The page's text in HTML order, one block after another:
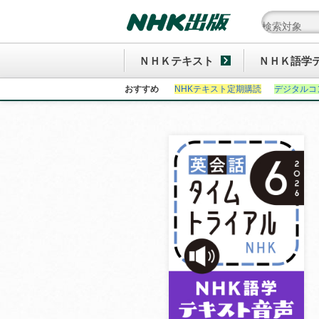
ＮＨＫテキスト ＮＨＫ語学
おすすめ NHKテキスト定期購読 デジタル